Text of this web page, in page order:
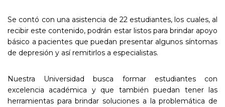
Se contó con una asistencia de 22 estudiantes, los cuales, al
recibir este contenido, podrán estar listos para brindar apoyo
básico a pacientes que puedan presentar algunos síntomas
de depresión y así remitirlos a especialistas.
Nuestra Universidad busca formar estudiantes con
excelencia académica y que también puedan tener las
herramientas para brindar soluciones a la problemática de